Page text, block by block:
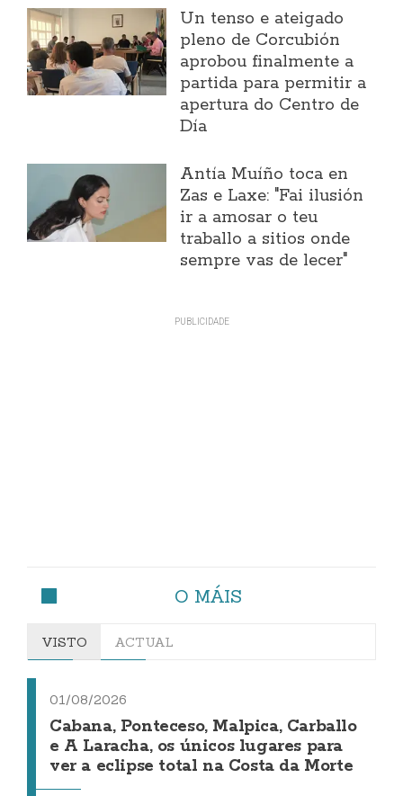
Un tenso e ateigado
pleno de Corcubión
aprobou finalmente a
partida para permitir a
apertura do Centro de
Día
Antía Muíño toca en
Zas e Laxe: "Fai ilusión
ir a amosar o teu
traballo a sitios onde
sempre vas de lecer"
O MÁIS
VISTO ACTUAL
01/08/2026
Cabana, Ponteceso, Malpica, Carballo
e A Laracha, os únicos lugares para
ver a eclipse total na Costa da Morte